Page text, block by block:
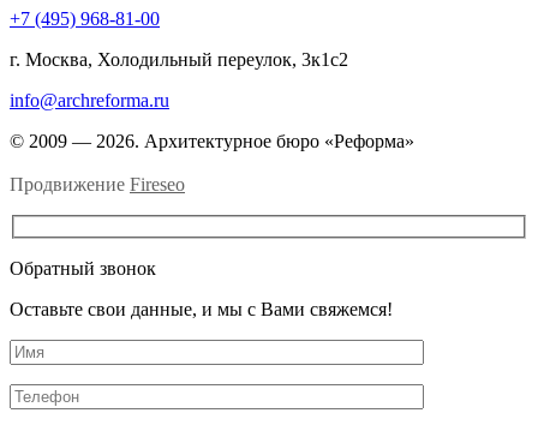
+7 (495) 968-81-00
г. Москва, Холодильный переулок, 3к1с2
info@archreforma.ru
© 2009 — 2026. Архитектурное бюро «Реформа»
Продвижение Fireseo
Обратный звонок
Оставьте свои данные, и мы с Вами свяжемся!